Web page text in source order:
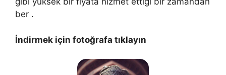
ber .
İndirmek için fotoğrafa tıklayın